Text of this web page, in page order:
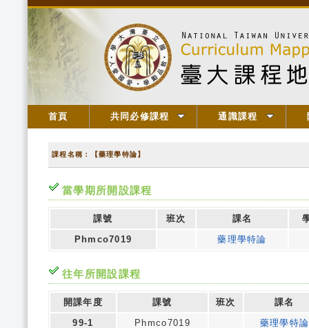
首頁 共同必修課程 通識課程
課程名稱：【藥理學特論】
當學期所開設課程
課號 班次 課名
Phmco7019
藥理學特論
往年所開設課程
開課年度 課號 班次
課名
99-1
Phmco7019
藥理學特論